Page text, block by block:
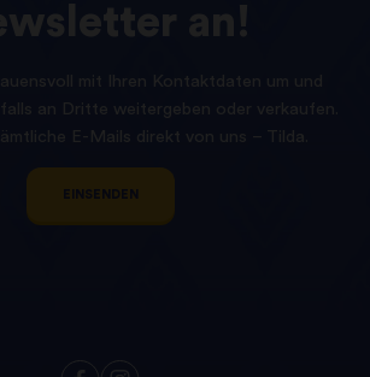
an!
mit Ihren Kontaktdaten um und
an Dritte weitergeben oder verkaufen.
E-Mails direkt von uns – Tilda.
EINSENDEN